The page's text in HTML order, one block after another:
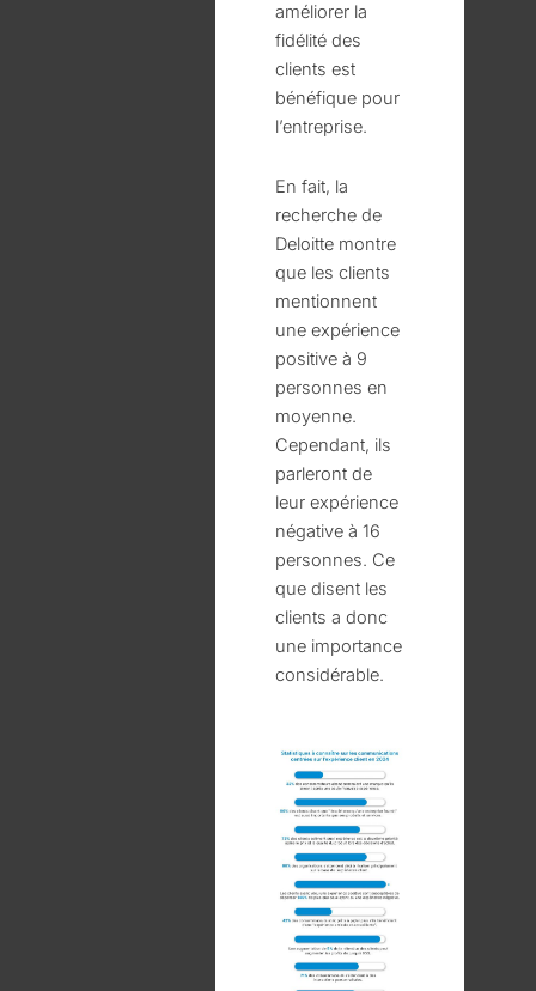
améliorer la
fidélité des
clients est
bénéfique pour
l’entreprise.
En fait, la
recherche de
Deloitte montre
que les clients
mentionnent
une expérience
positive à 9
personnes en
moyenne.
Cependant, ils
parleront de
leur expérience
négative à 16
personnes. Ce
que disent les
clients a donc
une importance
considérable.